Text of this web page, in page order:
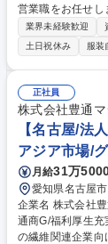
営業職をお任せし
どのチームを統
わせて、担当アイテム
の生地を提案す
に新しい生地を
物産と日鉄物産の
も多く、個人の裁
ら、裁量権があり風通
業(OEM/オープ
業界未経験歓迎
土日祝休み
服装
正社員
株式会社豊通
【名古屋/法
アジア市場/
月給31万
愛知県名古屋
企業名 株式会社豊通マシナリー 求人名 【
通商G/福利厚生充実/アジア市
の繊維関連企業向